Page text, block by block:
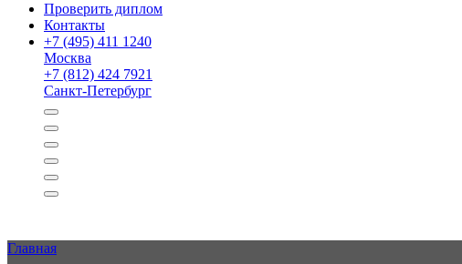
Проверить диплом
Контакты
+7 (495) 411 1240
Москва
+7 (812) 424 7921
Санкт-Петербург
Главная